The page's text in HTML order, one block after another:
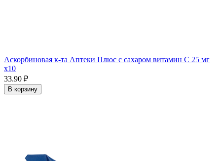
Аскорбиновая к-та Аптеки Плюс с сахаром витамин С 25 мг
x10
33.90 ₽
В корзину